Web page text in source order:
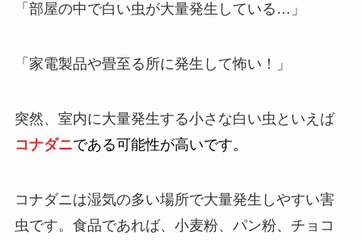
「部屋の中で白い虫が大量発生している…」
「家電製品や畳至る所に発生して怖い！」
突然、室内に大量発生する小さな白い虫といえば
コナダニである可能性が高いです。
コナダニは湿気の多い場所で大量発生しやすい害
虫です。食品であれば、小麦粉、パン粉、チョコ